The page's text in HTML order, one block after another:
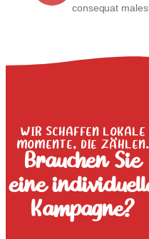
consequat
WIR SCHAFFEN LOKALE
MOMENTE, DIE ZÄHLEN.
Brauchen Sie
eine
Kampagne?